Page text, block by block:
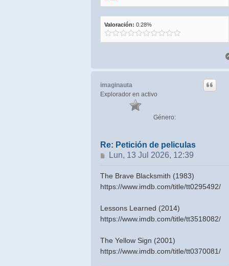
Valoración: 0.28%
imaginauta
Explorador en activo
Género:
Re: Petición de peliculas
Mensaje
Lun, 13 Jul 2026, 12:39
The Brave Blacksmith (1983)
https://www.imdb.com/title/tt0295492/
Lessons Learned (2014)
https://www.imdb.com/title/tt3518082/
The Yellow Sign (2001)
https://www.imdb.com/title/tt0370081/